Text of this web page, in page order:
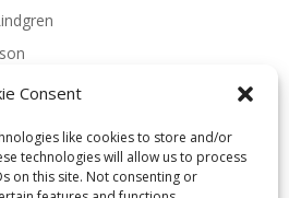
Consent
like cookies to store and/or
technologies will allow us to process
on this site. Not consenting or